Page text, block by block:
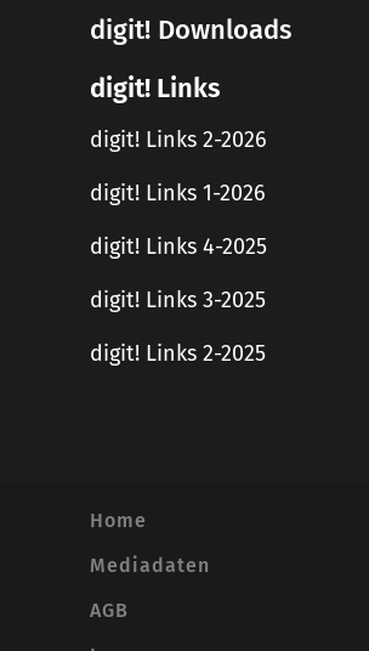
digit! Downloads
digit! Links
digit! Links 2-2026
digit! Links 1-2026
digit! Links 4-2025
digit! Links 3-2025
digit! Links 2-2025
Home
Mediadaten
AGB